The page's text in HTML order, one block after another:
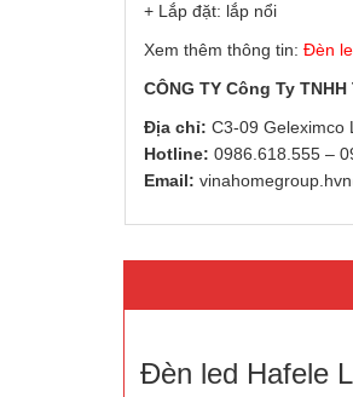
+ Lắp đặt: lắp nổi
Xem thêm thông tin: Đèn
CÔNG TY Công Ty
Địa chỉ: C3-09 Geleximco
Hotline: 0986.618.555 –
Email:
Đèn led Hafele